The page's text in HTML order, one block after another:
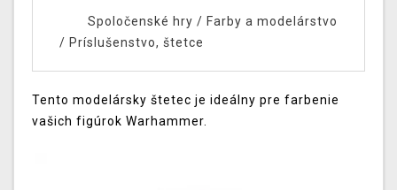
Spoločenské hry / Farby a modelárstvo
/ Príslušenstvo, štetce
Tento modelársky štetec je ideálny pre farbenie
vašich figúrok Warhammer.